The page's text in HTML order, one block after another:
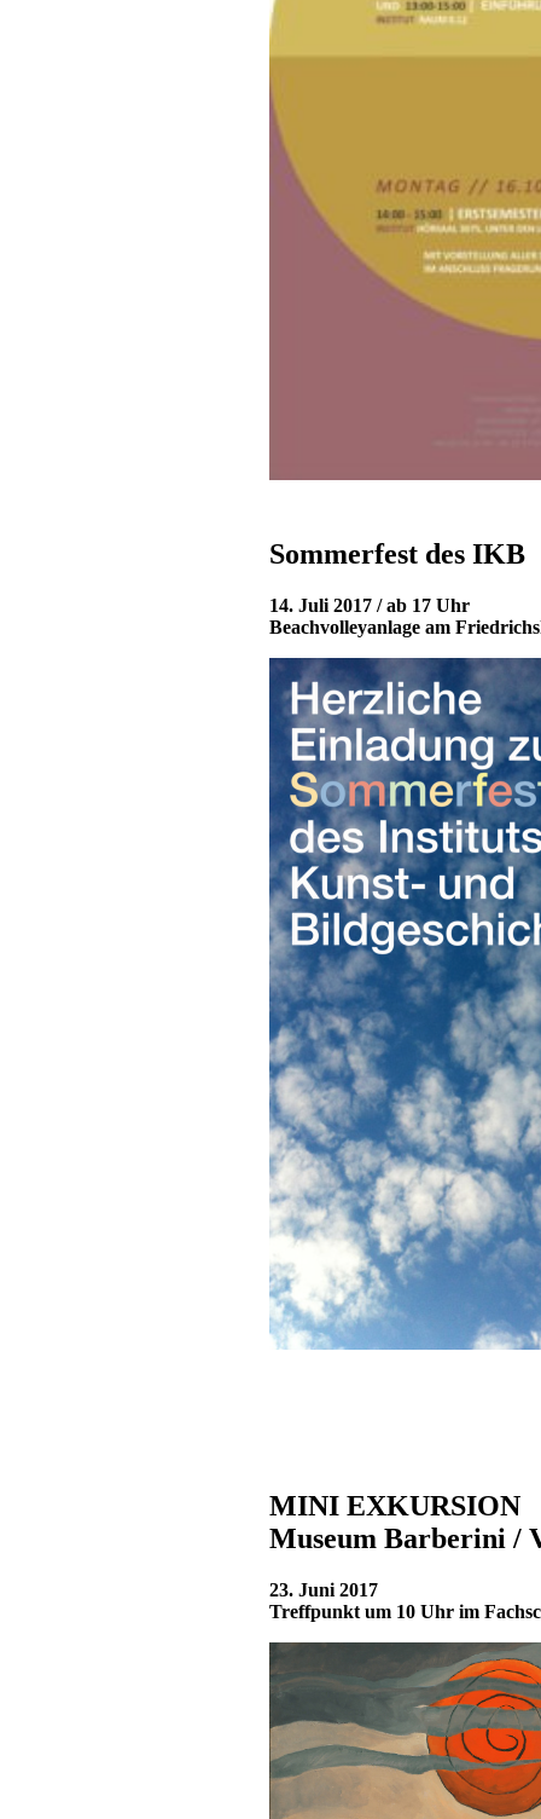
Sommerfest des IKB
14. Juli 2017 / ab 17 Uhr
Beachvolleyanlage am
MINI EXKURSION
Museum Barberini /
23. Juni 2017
Treffpunkt um 10 Uhr im